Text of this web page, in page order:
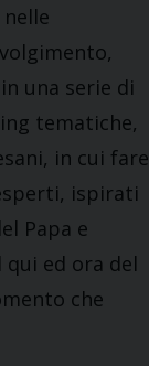
una serie di
tematiche,
in cui fare
ispirati
Papa e
ed ora del
che